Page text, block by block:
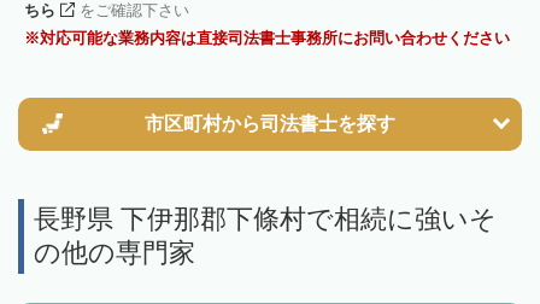
ちら
をご確認下さい
対応可能な業務内容は直接司法書士事務所にお問い合わせください
市区町村から司法書士を探す
長野県 下伊那郡下條村で相続に強いそ
の他の専門家